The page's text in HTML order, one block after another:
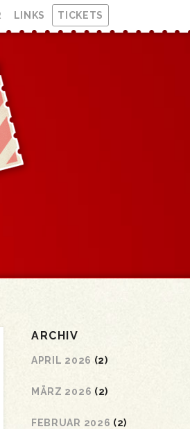
LINKS TICKETS
ARCHIV
APRIL 2026 (2)
MÄRZ 2026 (2)
FEBRUAR 2026 (2)